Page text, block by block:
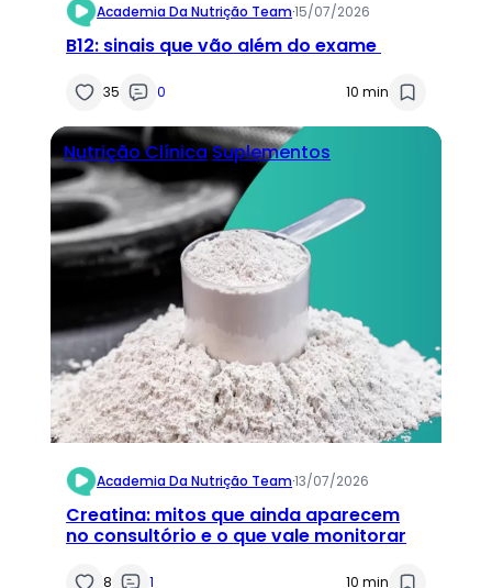
Academia Da Nutrição Team·15/07/2026
B12: sinais que vão além do exame
35 0 10 min
Nutrição ClínicaSuplementos
Academia Da Nutrição Team·13/07/2026
Creatina: mitos que ainda aparecem
no consultório e o que vale monitorar
8 1 10 min